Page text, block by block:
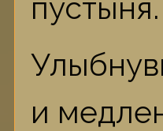
пустыня.
и